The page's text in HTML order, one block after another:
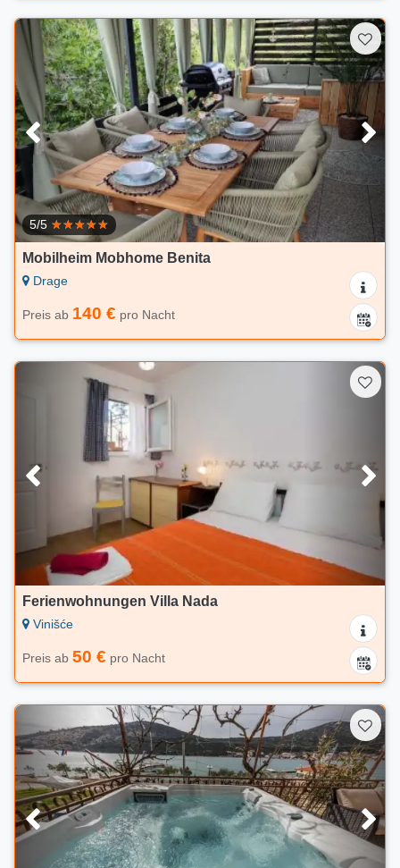
5/5
Mobilheim Mobhome Benita
Drage
Preis ab 140 € pro Nacht
Ferienwohnungen Villa Nada
Vinišće
Preis ab 50 € pro Nacht